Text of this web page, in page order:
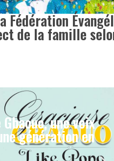
Fédération
de la famille
une voix
génération en